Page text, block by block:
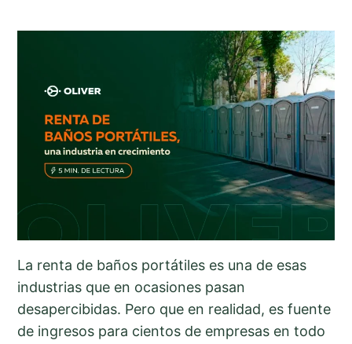
La renta de baños portátiles es una de esas
industrias que en ocasiones pasan
desapercibidas. Pero que en realidad, es fuente
de ingresos para cientos de empresas en todo